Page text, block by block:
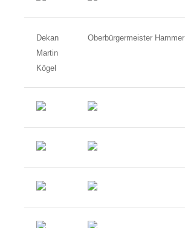
Dekan
Martin
Kögel
Oberbürgermeister Hammer